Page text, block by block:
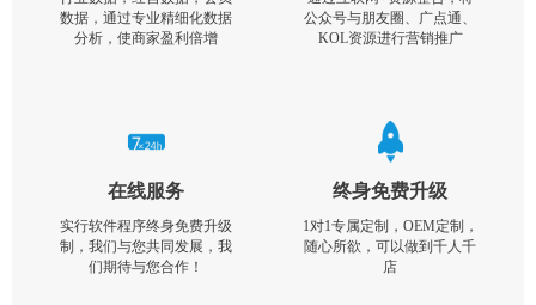
数据，通过专业精细化数据
分析，使商家盈利倍增
公众号与朋友圈、广点通、
KOL资源进行营销推广
在线服务
实行软件程序终身免费升级
制，我们与您共同发展，我
们期待与您合作！
终身免费升级
1对1专属定制，OEM定制，
随心所欲，可以做到千人千
店